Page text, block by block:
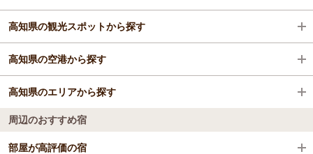
旅館
格安ホテル
中村駅
江川崎駅
家地川駅
荷稲駅
高知県の観光スポットから探す
高知城
桂浜
ひろめ市場
高知県の空港から探す
高知空港（高知龍馬空港）
高知県のエリアから探す
高知・須崎・南国
周辺のおすすめ宿
部屋が高評価の宿